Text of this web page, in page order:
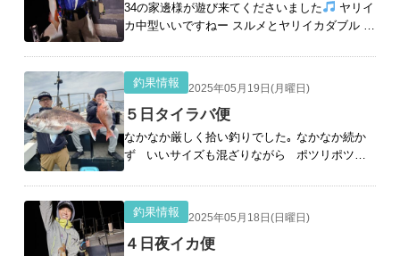
34の家邊様が遊び来てくださいました
ヤリイ
カ中型いいですねー スルメとヤリイカダブル
良型です こちらもいいサイズ 家邊様も良型を
スルメとの戦いを制し ヤリ[続きを読む]
釣果情報
2025年05月19日(月曜日)
５日タイラバ便
なかなか厳しく拾い釣りでした｡ なかなか続か
ず いいサイズも混ざりながら ポツリポツリ
なかなかラッシュとならず 昼イカも混ざりなが
ら ダブルヒットで良型 &nbs[続きを読む]
釣果情報
2025年05月18日(日曜日)
４日夜イカ便